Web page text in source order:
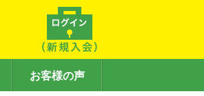
お客様の声